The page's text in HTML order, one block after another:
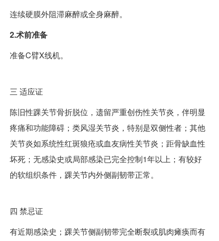
连续硬膜外阻滞麻醉或全身麻醉。
2.术前准备
准备C臂X线机。
三 适应证
陈旧性踝关节骨折脱位，遗留严重创伤性关节炎，伴明显
疼痛和功能障碍；类风湿关节炎，特别是双侧性者；其他
关节炎如系统性红斑狼疮或血友病性关节炎；距骨缺血性
坏死；无感染史或局部感染已完全控制1年以上；有较好
的软组织条件，踝关节内外侧副韧带正常。
四 禁忌证
有近期感染史；踝关节侧副韧带完全断裂或肌肉瘫痪而有